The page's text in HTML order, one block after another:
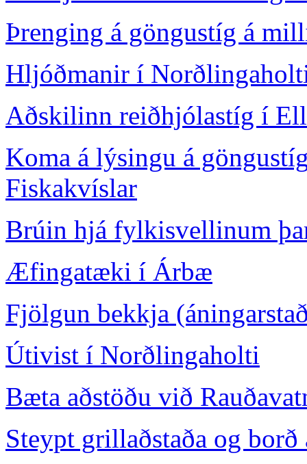
Þrenging á göngustíg á
Hljóðmanir í
Aðskilinn reiðhjólastíg í
Koma á lýsingu á
Fiskakvíslar
Brúin hjá fylkisvellinum
Æfingatæki í Árbæ
Fjölgun bekkja
Útivist í Norðlingaholti
Bæta aðstöðu við
Steypt grillaðstaða og